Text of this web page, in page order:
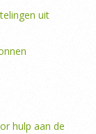
uit
hulp aan de